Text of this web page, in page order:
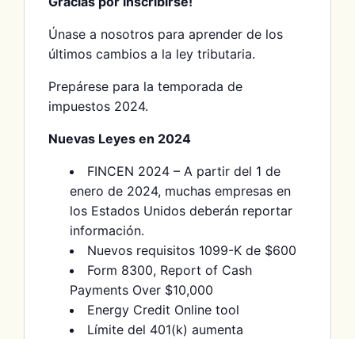
Únase a nosotros para aprender de los
últimos cambios a la ley tributaria.
Prepárese para la temporada de
impuestos 2024.
Nuevas Leyes en 2024
FINCEN 2024 – A partir del 1 de
enero de 2024, muchas empresas en
los Estados Unidos deberán reportar
información.
Nuevos requisitos 1099-K de $600
Form 8300, Report of Cash
Payments Over $10,000
Energy Credit Online tool
Límite del 401(k) aumenta